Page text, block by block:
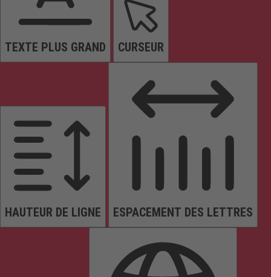
TEXTE PLUS GRAND CURSEUR
HAUTEUR DE LIGNE ESPACEMENT DES LETTRES